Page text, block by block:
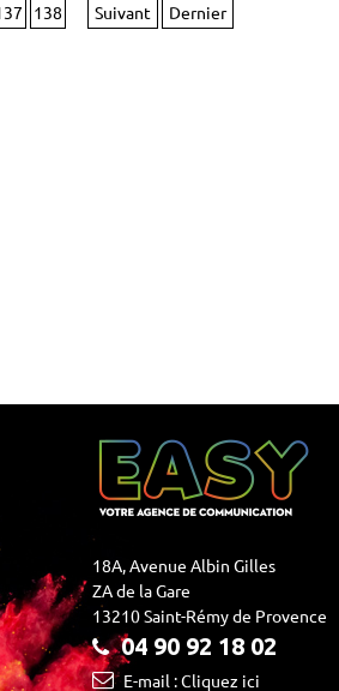
138 Suivant Dernier
18A, Avenue Albin Gilles
ZA de la Gare
13210 Saint-Rémy de Provence
04 90 92 18 02
E-mail : Cliquez ici